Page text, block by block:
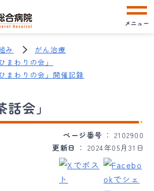
メニュー
み
がん治療
まわりの会」
まわりの会」開催記録
会」
ページ番号
2102900
更新日
2024年05月31日